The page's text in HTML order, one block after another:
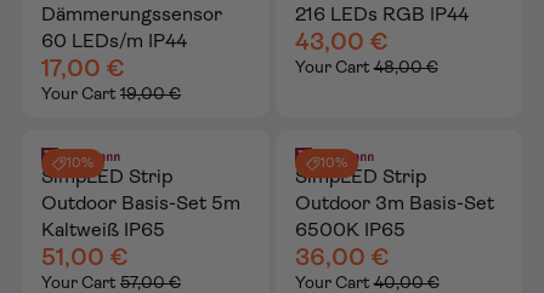
Dämmerungssensor
60 LEDs/m IP44
17,00 €
Your Cart 19,00 €
216 LEDs RGB IP44
43,00 €
Your Cart48,00 €
10%
SimpLED Strip
Outdoor Basis-Set 5m
Kaltweiß IP65
51,00 €
Your Cart 57,00 €
10%
SimpLED Strip
Outdoor 3m Basis-Set
6500K IP65
36,00 €
Your Cart40,00 €